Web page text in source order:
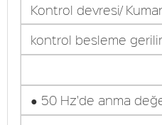
Kontrol devresi/
kontrol besleme
● 50 Hz'de anma